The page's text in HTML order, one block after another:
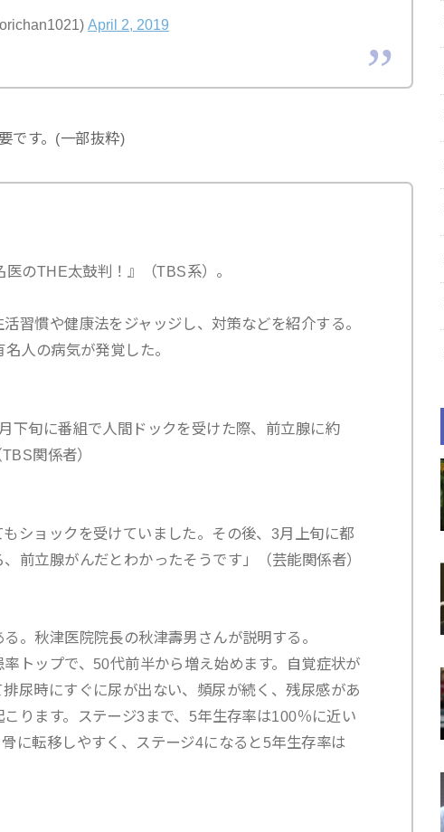
April 2, 2019
です。(一部抜粋)
のTHE太鼓判！』（TBS系）。
習慣や健康法をジャッジし、対策などを紹介する。
人の病気が発覚した。
下旬に番組で人間ドックを受けた際、前立腺に約
関係者）
もショックを受けていました。その後、3月上旬に都
前立腺がんだとわかったそうです」（芸能関係者）
。秋津医院院長の秋津壽男さんが説明する。
率トップで、50代前半から増え始めます。自覚症状が
尿時にすぐに尿が出ない、頻尿が続く、残尿感があ
ります。ステージ3まで、5年生存率は100％に近い
に転移しやすく、ステージ4になると5年生存率は